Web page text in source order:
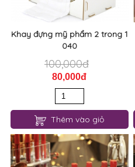
Khay đựng mỹ phẩm 2 trong 1
040
100,000đ
80,000đ
Thêm vào giỏ